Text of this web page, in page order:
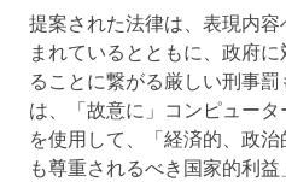
提案された法律は、表現内
まれているとともに、政府
ることに繋がる厳しい刑事
は、「故意に」コンピュー
を使用して、「経済的、政
も尊重されるべき国家的利